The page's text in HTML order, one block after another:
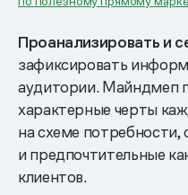
Проанализировать и
зафиксировать
аудитории. Майндмеп
характерные черты
на схеме
и предпочтительные
клиентов.